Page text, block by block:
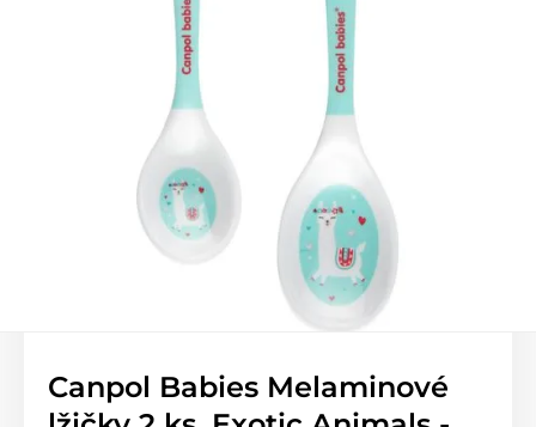
Canpol Babies Melaminové